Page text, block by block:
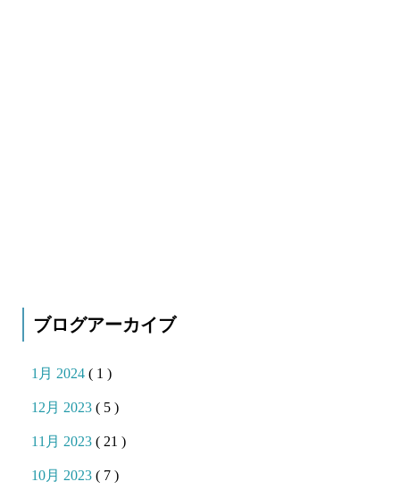
ブログアーカイブ
1月 2024( 1 )
12月 2023( 5 )
11月 2023( 21 )
10月 2023( 7 )